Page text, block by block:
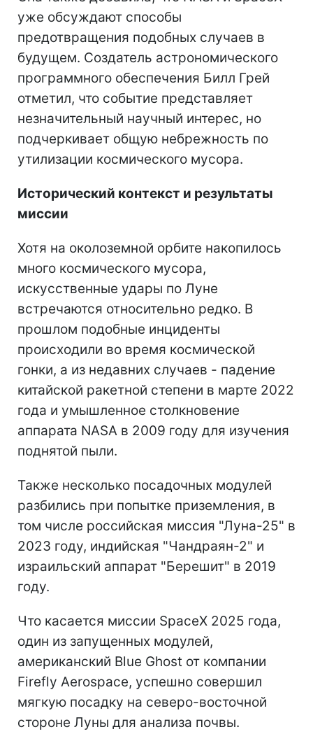
уже обсуждают способы
предотвращения подобных случаев в
будущем. Создатель астрономического
программного обеспечения Билл Грей
отметил, что событие представляет
незначительный научный интерес, но
подчеркивает общую небрежность по
утилизации космического мусора.
Исторический контекст и результаты
миссии
Хотя на околоземной орбите накопилось
много космического мусора,
искусственные удары по Луне
встречаются относительно редко. В
прошлом подобные инциденты
происходили во время космической
гонки, а из недавних случаев - падение
китайской ракетной степени в марте 2022
года и умышленное столкновение
аппарата NASA в 2009 году для изучения
поднятой пыли.
Также несколько посадочных модулей
разбились при попытке приземления, в
том числе российская миссия "Луна-25" в
2023 году, индийская "Чандраян-2" и
израильский аппарат "Берешит" в 2019
году.
Что касается миссии SpaceX 2025 года,
один из запущенных модулей,
американский Blue Ghost от компании
Firefly Aerospace, успешно совершил
мягкую посадку на северо-восточной
стороне Луны для анализа почвы.